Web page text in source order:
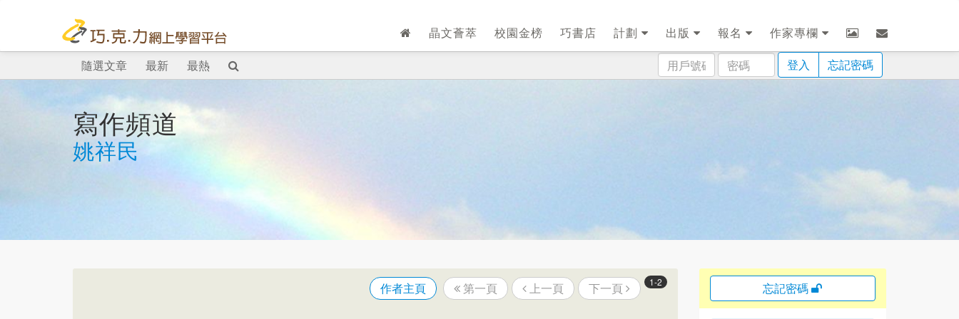
晶文薈萃 校園金榜 巧書店 計劃 出版 報名
作家專欄
用
戶
密
碼
登入 忘記密碼
隨選文章 最新 最熱
寫作頻道
姚祥民
1-2
作者主頁 第一頁 上一頁 下一頁 忘記密碼